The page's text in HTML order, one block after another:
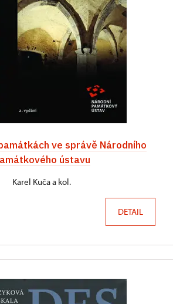
ve správě Národního
ústavu
Karel Kuča a kol.
DETAIL